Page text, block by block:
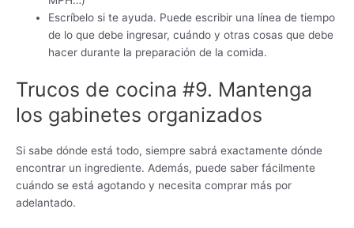
Escríbelo si te ayuda. Puede escribir una línea de tiempo
de lo que debe ingresar, cuándo y otras cosas que debe
hacer durante la preparación de la comida.
Trucos de cocina #9. Mantenga
los gabinetes organizados
Si sabe dónde está todo, siempre sabrá exactamente dónde
encontrar un ingrediente. Además, puede saber fácilmente
cuándo se está agotando y necesita comprar más por
adelantado.